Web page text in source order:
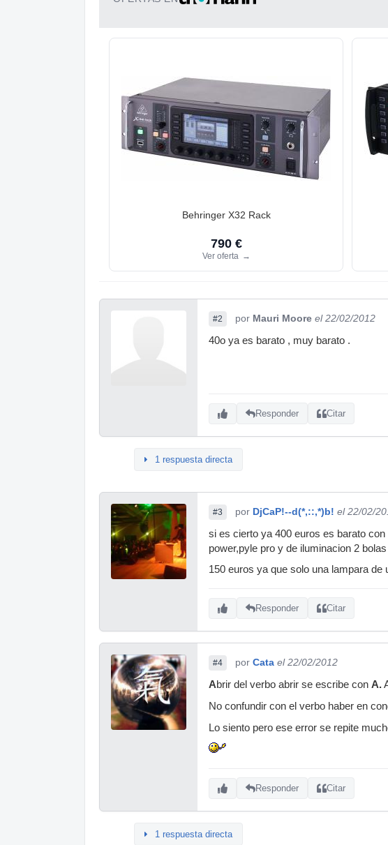
Behringer X32 Rack
790 €
Ver oferta →
#2 por Mauri Moore el 22/02/2012
40o ya es barato , muy barato .
Responder Citar
1 respuesta directa
#3 por DjCaP!--d(*,::,*)b! el 22/02/
si es cierto ya 400 euros es barato
power,pyle pro y de iluminacion 2
150 euros ya que solo una lampara
Responder Citar
#4 por Cata el 22/02/2012
Abrir del verbo abrir se escribe con A.
No confundir con el verbo haber en
Lo siento pero ese error se repite
Responder Citar
1 respuesta directa